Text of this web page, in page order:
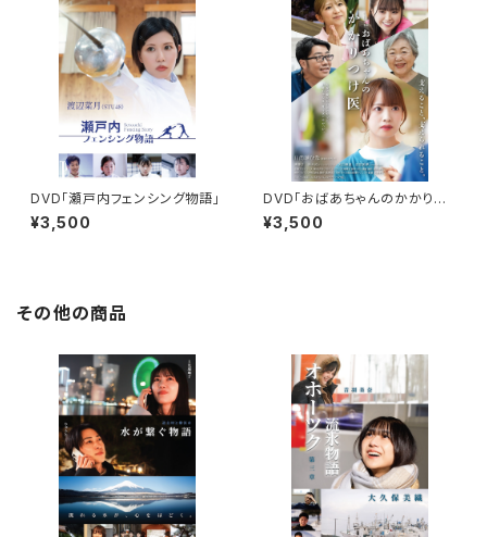
DVD「瀬戸内フェンシング物語」
¥3,500
DVD「おばあちゃんのかかりつ
け医」
¥3,500
その他の商品